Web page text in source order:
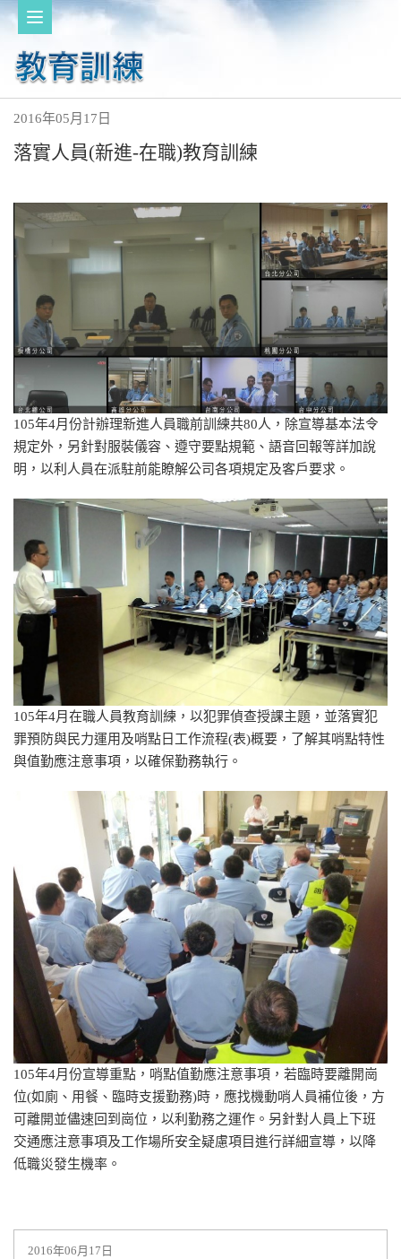
2016年06月17日
2016年05月17日
落實人員(新進-在職)教育訓練
105年4月份計辦理新進人員職前訓練共80人，除宣導基本法令
規定外，另針對服裝儀容、遵守要點規範、語音回報等詳加說
明，以利人員在派駐前能瞭解公司各項規定及客戶要求。
105年4月在職人員教育訓練，以犯罪偵查授課主題，並落實犯
罪預防與民力運用及哨點日工作流程(表)概要，了解其哨點特性
與值勤應注意事項，以確保勤務執行。
105年4月份宣導重點，哨點值勤應注意事項，若臨時要離開崗
位(如廁、用餐、臨時支援勤務)時，應找機動哨人員補位後，方
可離開並儘速回到崗位，以利勤務之運作。另針對人員上下班
交通應注意事項及工作場所安全疑慮項目進行詳細宣導，以降
低職災發生機率。